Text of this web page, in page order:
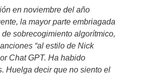
en noviembre del año
la mayor parte embriagada
sobrecogimiento algorítmico,
“al estilo de Nick
Chat GPT. Ha habido
Huelga decir que no siento el